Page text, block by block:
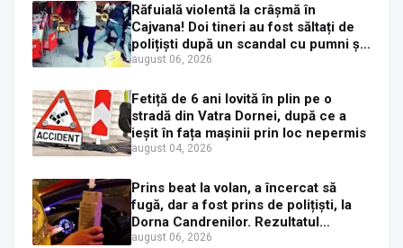
Răfuială violentă la crâșmă în
Cajvana! Doi tineri au fost săltați de
polițiști după un scandal cu pumni și
mașini distruse
august 06, 2026
Fetiță de 6 ani lovită în plin pe o
stradă din Vatra Dornei, după ce a
ieșit în fața mașinii prin loc nepermis
august 04, 2026
Prins beat la volan, a încercat să
fugă, dar a fost prins de polițiști, la
Dorna Candrenilor. Rezultatul
etilotestului: 1,59 mg/l alcool pur în
august 06, 2026